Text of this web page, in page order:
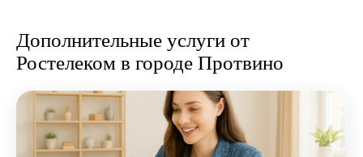
Дополнительные услуги от
Ростелеком в городе Протвино